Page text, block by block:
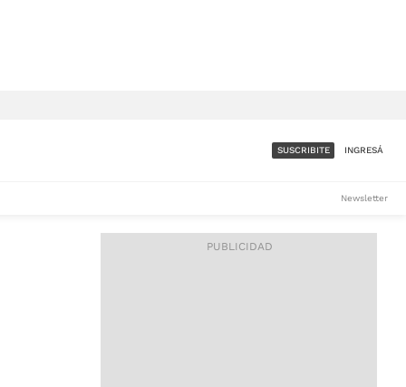
ACCESO FULL - $1.800/MES
SUSCRIBITE INGRESÁ
Newsletter